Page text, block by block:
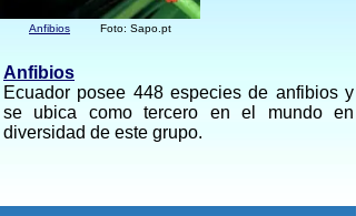
Anfibios
Ecuador posee 448 especies de anfibios y
se ubica como tercero en el mundo en
diversidad de este grupo.
Anfibios Foto: Sapo.pt